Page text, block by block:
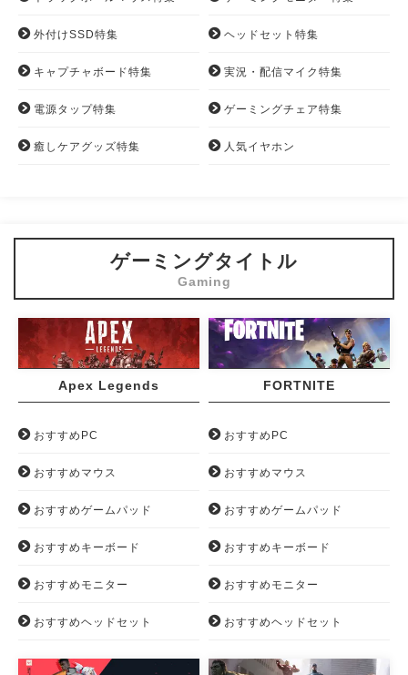
外付けSSD特集
キャプチャボード特集
電源タップ特集
癒しケアグッズ特集
ヘッドセット特集
実況・配信マイク特集
ゲーミングチェア特集
人気イヤホン
ゲーミングタイトル
Apex Legends
おすすめPC
おすすめマウス
おすすめゲームパッド
おすすめキーボード
おすすめモニター
おすすめヘッドセット
FORTNITE
おすすめPC
おすすめマウス
おすすめゲームパッド
おすすめキーボード
おすすめモニター
おすすめヘッドセット